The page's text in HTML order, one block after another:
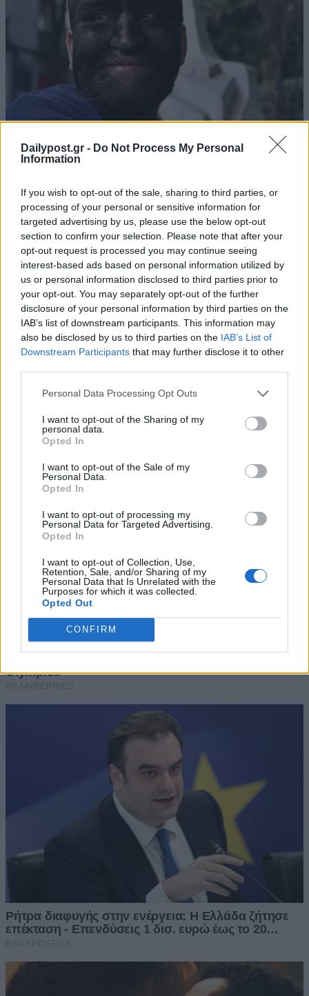
Dailypost.gr - Do Not Process My Personal
Information
If you wish to opt-out of the sale, sharing to third parties, or
processing of your personal or sensitive information for
targeted advertising by us, please use the below opt-out
section to confirm your selection. Please note that after your
opt-out request is processed you may continue seeing
interest-based ads based on personal information utilized by
us or personal information disclosed to third parties prior to
your opt-out. You may separately opt-out of the further
disclosure of your personal information by third parties on the
IAB’s list of downstream participants. This information may
also be disclosed by us to third parties on the IAB’s List of
Downstream Participants that may further disclose it to other
Personal Data Processing Opt Outs
I want to opt-out of the Sharing of my
personal data.
Opted In
I want to opt-out of the Sale of my
Personal Data.
Opted In
I want to opt-out of processing my
Personal Data for Targeted Advertising.
Opted In
I want to opt-out of Collection, Use,
Retention, Sale, and/or Sharing of my
Personal Data that Is Unrelated with the
Purposes for which it was collected.
Opted Out
CONFIRM